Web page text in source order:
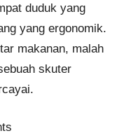
duduk yang
yang ergonomik.
makanan, malah
skuter